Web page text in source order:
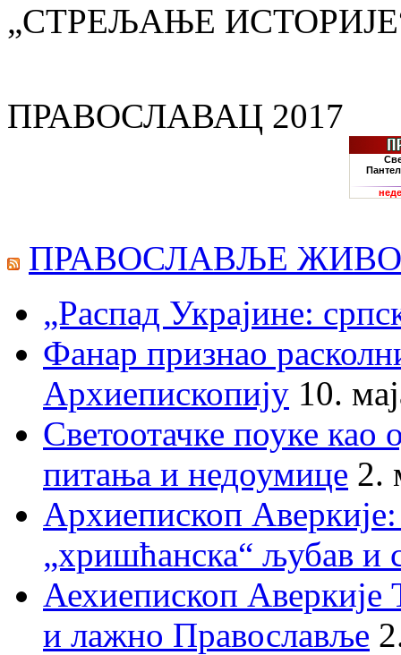
„СТРЕЉАЊЕ
ПРАВОСЛАВАЦ 2017
ПРАВОСЛАВЉЕ
„Распад Украјине:
Фанар признао
Архиепископију 10.
Светоотачке поуке као
питања и недоумице 2.
Архиепископ
„хришћанска“ љубав и
Аехиепископ
и лажно Православље